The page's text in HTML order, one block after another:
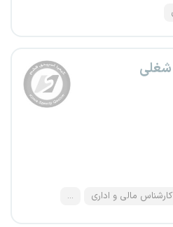
کارشناس مالی و اداری ...